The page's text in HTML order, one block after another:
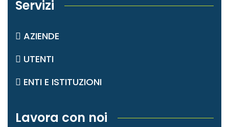
Servizi
AZIENDE
UTENTI
ENTI E ISTITUZIONI
Lavora con noi